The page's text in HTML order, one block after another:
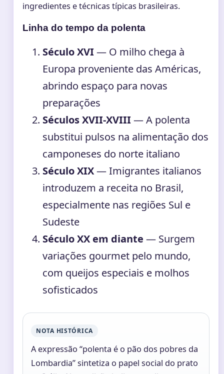
ingredientes e técnicas típicas brasileiras.
Linha do tempo da polenta
Século XVI— O milho chega à
Europa proveniente das Américas,
abrindo espaço para novas
preparações
Séculos XVII-XVIII— A polenta
substitui pulsos na alimentação dos
camponeses do norte italiano
Século XIX— Imigrantes italianos
introduzem a receita no Brasil,
especialmente nas regiões Sul e
Sudeste
Século XX em diante — Surgem
variações gourmet pelo mundo,
com queijos especiais e molhos
sofisticados
NOTA HISTÓRICA
A expressão “polenta é o pão dos pobres da
Lombardia” sintetiza o papel social do prato